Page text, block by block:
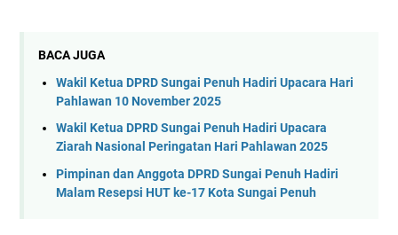
BACA JUGA
Wakil Ketua DPRD Sungai Penuh Hadiri Upacara Hari
Pahlawan 10 November 2025
Wakil Ketua DPRD Sungai Penuh Hadiri Upacara
Ziarah Nasional Peringatan Hari Pahlawan 2025
Pimpinan dan Anggota DPRD Sungai Penuh Hadiri
Malam Resepsi HUT ke-17 Kota Sungai Penuh